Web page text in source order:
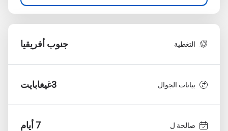
التغطية جنوب أفريقيا
بيانات الجوال 3غيغابايت
صالحة ل 7 أيام